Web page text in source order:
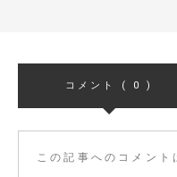
コメント ( 0 )
この記事へのコメント